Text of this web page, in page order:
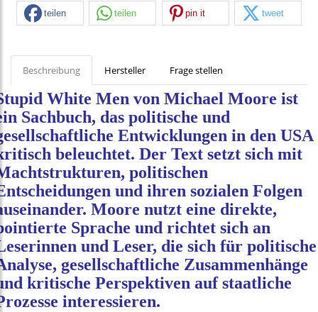
teilen teilen pin it tweet
Beschreibung Hersteller Frage stellen
White Men von Michael Moore ist
Sachbuch, das politische und
Entwicklungen in den USA
beleuchtet. Der Text setzt sich mit
politischen
und ihren sozialen Folgen
Moore nutzt eine direkte,
Sprache und richtet sich an
und Leser, die sich für politische
gesellschaftliche Zusammenhänge
kritische Perspektiven auf staatliche
interessieren.